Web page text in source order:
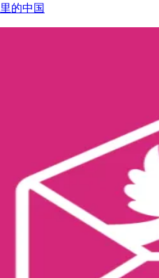
的中国